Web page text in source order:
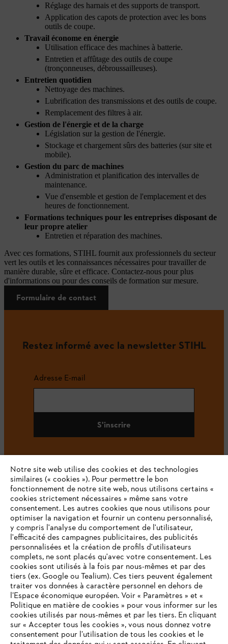
Réglage des harnais et des supports de transport.
Application des capots de protection avec les bons
outils de coupe.
Travail économe en énergie
Utilisation efficace des machines à batterie.
Entretien et affûtage des outils de coupe
(tronçonneuses, débroussailleuses).
Entretien quotidien
Nettoyage des machines.
Lubrification des transmissions et des outils de coupe.
Remplacement des filtres à air.
Gestion de l'énergie et de la charge
Législation sur la gestion de l'énergie.
Stockage et chargement sûrs des batteries (sur site et
mobile).
Gestion du parc de machines
Administration et planification des intervalles de
maintenance.
Vue d'ensemble et gestion de l'emplacement et des
heures de fonctionnement.
Formations techniques pour les entreprises disposant de
leur propre atelier
Entretien et réparation des machines.
Avec ces formations, STIHL fournit aux professionnels du secteur
vert les outils et les connaissances nécessaires pour travailler de
manière durable, sûre et efficace. Contactez-nous pour plus
d'informations ou pour des conseils de formation sur mesure.
Formulaire de contact
Restez informé avec la newsletter STIHL
Adresse E-mail
S'inscrire
#STIHL
L'Entreprise
STIHL FAQ
Notre site web utilise des cookies et des technologies
similaires (« cookies »). Pour permettre le bon
fonctionnement de notre site web, nous utilisons certains «
cookies strictement nécessaires » même sans votre
consentement. Les autres cookies que nous utilisons pour
optimiser la navigation et fournir un contenu personnalisé,
y compris l'analyse du comportement de l'utilisateur,
l'efficacité des campagnes publicitaires, des publicités
personnalisées et la création de profils d'utilisateurs
complets, ne sont placés qu'avec votre consentement. Les
cookies sont utilisés à la fois par nous-mêmes et par des
tiers (ex. Google ou Tealium). Ces tiers peuvent également
traiter vos données à caractère personnel en dehors de
l’Espace économique européen. Voir « Paramètres » et «
Politique en matière de cookies » pour vous informer sur les
cookies utilisés par nous-mêmes et par les tiers. En cliquant
sur « Accepter tous les cookies », vous nous donnez votre
consentement pour l’utilisation de tous les cookies et le